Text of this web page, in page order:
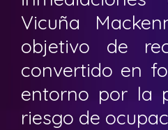
Vicuña
objetivo de
convertido en
entorno por la
riesgo de